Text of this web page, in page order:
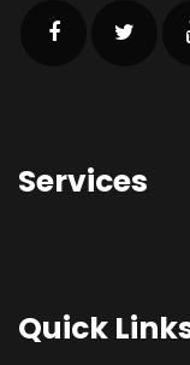
Services
Quick